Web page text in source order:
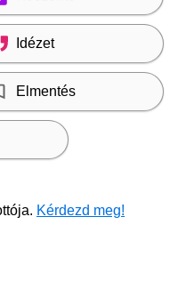
Idézet
Elmentés
Kérdezd meg!